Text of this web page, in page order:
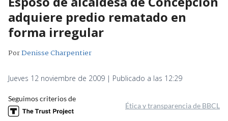
adquiere predio rematado en
forma irregular
PorDenisse Charpentier
Jueves 12 noviembre de 2009 | Publicado a las 12:29
Seguimos criterios de
Ética y transparencia de BBCL